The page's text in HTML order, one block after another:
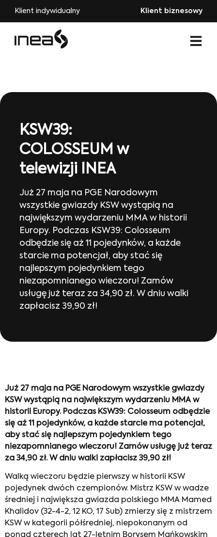
Klient indywidualny Klient biznesowy
KSW39:
COLOSSEUM w
telewizji INEA
Już 27 maja na PGE Narodowym
wszystkie gwiazdy KSW wystąpią na
największym wydarzeniu MMA w historii
Europy. Podczas KSW39: Colosseum
odbędzie się aż 11 pojedynków, a każde
starcie ma potencjał, aby stać się
najlepszym pojedynkiem tego
niezapomnianego wieczoru! Zamów
usługę już teraz za 34,90 zł. W dniu walki
zapłacisz 39,90 zł!
Już 27 maja na PGE Narodowym wszystkie gwiazdy
KSW wystąpią na największym wydarzeniu MMA w
historii Europy. Podczas KSW39: Colosseum odbędzie
się aż 11 pojedynków, a każde starcie ma potencjał,
aby stać się najlepszym pojedynkiem tego
niezapomnianego wieczoru! Zamów usługę już teraz
za 34,90 zł. W dniu walki zapłacisz 39,90 zł!
Walką wieczoru będzie pierwszy w historii KSW
pojedynek dwóch czempionów. Mistrz KSW w wadze
średniej i największa gwiazda polskiego MMA Mamed
Khalidov (32-4-2, 12 KO, 17 Sub) zmierzy się z mistrzem
KSW w kategorii półśredniej, niepokonanym od
ponad czterech lat 27-letnim Borysem Mańkowskim